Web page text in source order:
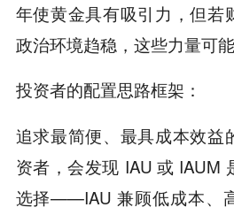
年使黄金具有吸引力，但若
政治环境趋稳，这些力量可能
投资者的配置思路框架 ：
追求最简便、最具成本效益
资者，会发现 IAU 或 IAUM
选择——IAU 兼顾低成本、